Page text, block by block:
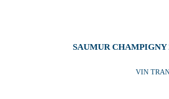
SAUMUR CHAMPIGNY
VIN